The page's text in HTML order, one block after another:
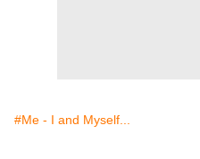
#Me - I and Myself...